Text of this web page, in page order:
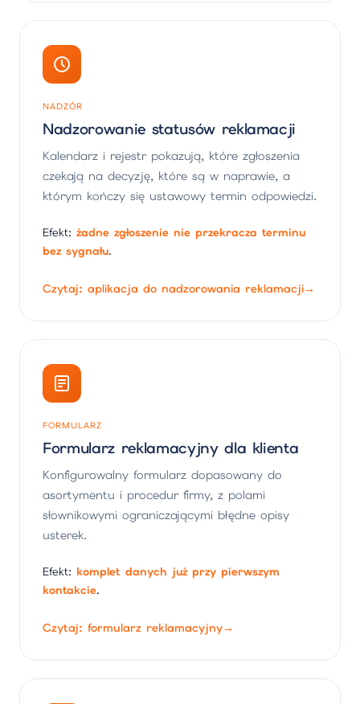
NADZÓR
Nadzorowanie statusów reklamacji
Kalendarz i rejestr pokazują, które zgłoszenia
czekają na decyzję, które są w naprawie, a
którym kończy się ustawowy termin odpowiedzi.
Efekt: żadne zgłoszenie nie przekracza terminu
bez sygnału.
Czytaj: aplikacja do nadzorowania reklamacji→
FORMULARZ
Formularz reklamacyjny dla klienta
Konfigurowalny formularz dopasowany do
asortymentu i procedur firmy, z polami
słownikowymi ograniczającymi błędne opisy
usterek.
Efekt: komplet danych już przy pierwszym
kontakcie.
Czytaj: formularz reklamacyjny→